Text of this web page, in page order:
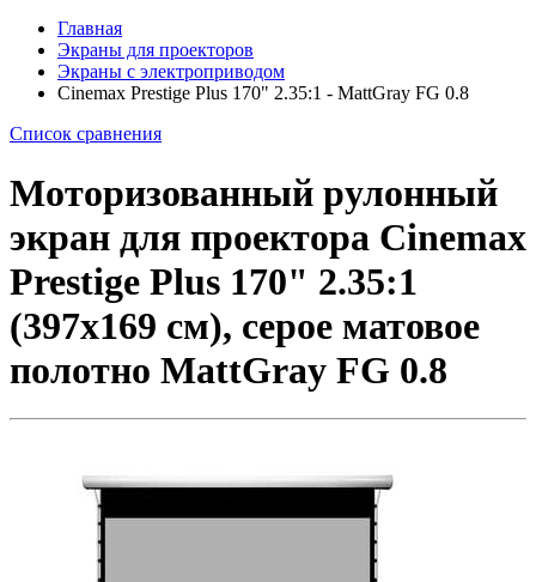
Главная
Экраны для проекторов
Экраны с электроприводом
Cinemax Prestige Plus 170" 2.35:1 - MattGray FG 0.8
Список сравнения
Моторизованный рулонный
экран для проектора Cinemax
Prestige Plus 170" 2.35:1
(397x169 см), серое матовое
полотно MattGray FG 0.8